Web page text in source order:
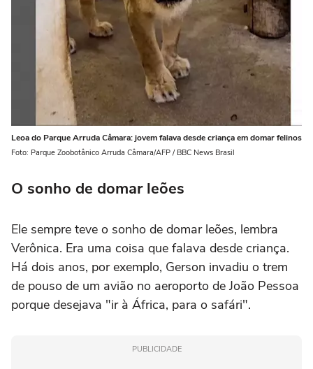
Leoa do Parque Arruda Câmara: jovem falava desde criança em domar felinos
Foto: Parque Zoobotânico Arruda Câmara/AFP / BBC News Brasil
O sonho de domar leões
Ele sempre teve o sonho de domar leões, lembra
Verônica. Era uma coisa que falava desde criança.
Há dois anos, por exemplo, Gerson invadiu o trem
de pouso de um avião no aeroporto de João Pessoa
porque desejava "ir à África, para o safári".
PUBLICIDADE